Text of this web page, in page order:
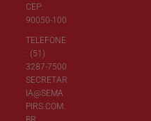
CEP:
90050-100
TELEFONE
: (51)
3287-7500
SECRETAR
IA@SEMA
PIRS.COM.